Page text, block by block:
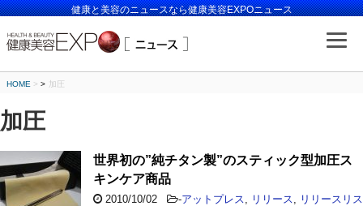
健康と美容のニュースなら健康美容EXPOニュース
HOME > 加圧
加圧
世界初の”純チタン製”のスティック型加圧ス
キンケア商品
2010/10/02 -アットプレス リリース
リリースリス